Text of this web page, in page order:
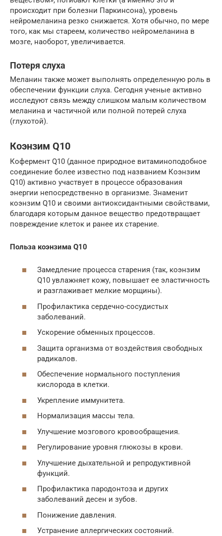
происходит при болезни Паркинсона), уровень
нейромеланина резко снижается. Хотя обычно, по мере
того, как мы стареем, количество нейромеланина в
мозге, наоборот, увеличивается.
Потеря слуха
Меланин также может выполнять определенную роль в
обеспечении функции слуха. Сегодня ученые активно
исследуют связь между слишком малым количеством
меланина и частичной или полной потерей слуха
(глухотой).
Коэнзим Q10
Кофермент Q10 (данное природное витаминоподобное
соединение более известно под названием Коэнзим
Q10) активно участвует в процессе образования
энергии непосредственно в организме. Знаменит
коэнзим Q10 и своими антиоксидантными свойствами,
благодаря которым данное вещество предотвращает
повреждение клеток и ранее их старение.
Польза коэнзима Q10
Замедление процесса старения (так, коэнзим
Q10 увлажняет кожу, повышает ее эластичность
и разглаживает мелкие морщины).
Профилактика сердечно-сосудистых
заболеваний.
Ускорение обменных процессов.
Защита организма от воздействия свободных
радикалов.
Обеспечение нормального поступления
кислорода в клетки.
Укрепление иммунитета.
Нормализация массы тела.
Улучшение мозгового кровообращения.
Регулирование уровня глюкозы в крови.
Улучшение дыхательной и репродуктивной
функций.
Профилактика пародонтоза и других
заболеваний десен и зубов.
Понижение давления.
Устранение аллергических состояний.